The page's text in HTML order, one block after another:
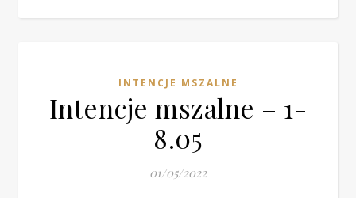
INTENCJE MSZALNE
Intencje mszalne – 1-
8.05
01/05/2022